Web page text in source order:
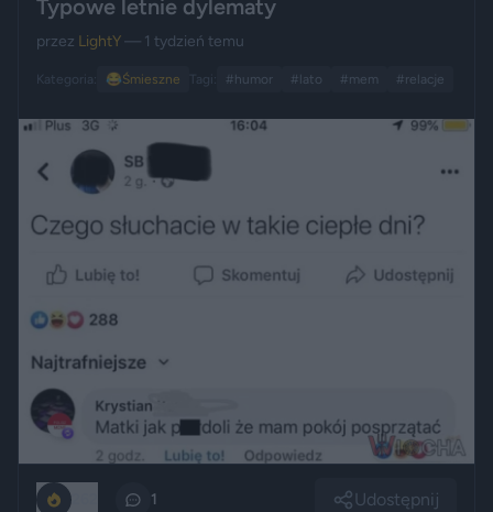
Typowe letnie dylematy
przez LightY— 1 tydzień temu
Kategoria: 😂Śmieszne Tagi: #humor #lato #mem #relacje
1 Udostępnij